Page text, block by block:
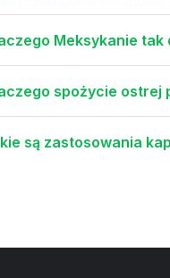
Meksykanie
spożycie ostrej
są zastosowania